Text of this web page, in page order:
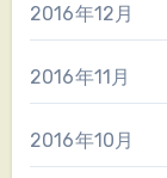
2016年12月
2016年11月
2016年10月